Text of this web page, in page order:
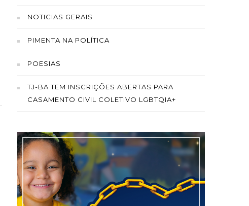
NOTICIAS GERAIS
PIMENTA NA POLÍTICA
POESIAS
TJ-BA TEM INSCRIÇÕES ABERTAS PARA
CASAMENTO CIVIL COLETIVO LGBTQIA+